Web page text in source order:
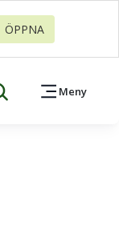
ÖPPNA
Meny